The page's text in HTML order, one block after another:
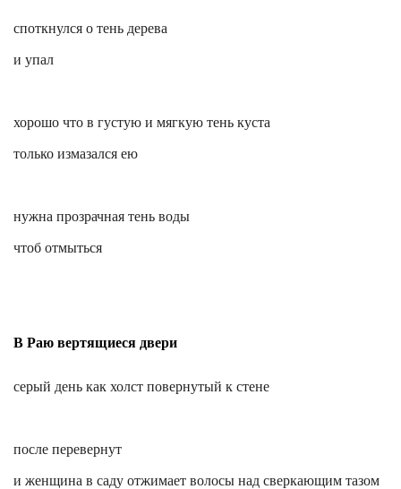
споткнулся о тень дерева
и упал
хорошо что в густую и мягкую тень куста
только измазался ею
нужна прозрачная тень воды
чтоб отмыться
В Раю вертящиеся двери
серый день как холст повернутый к стене
после перевернут
и женщина в саду отжимает волосы над сверкающим тазом